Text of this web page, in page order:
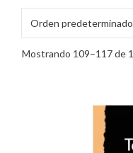
Mostrando 109–117 de